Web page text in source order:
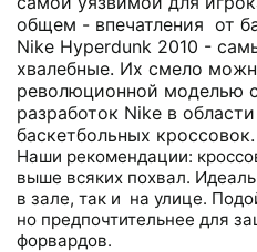
общем - впечатления от
Nike Hyperdunk 2010 -
хвалебные. Их смело
революционной моделью
разработок Nike в
баскетбольных кроссовок.
Наши рекомендации:
выше всяких похвал.
в зале, так и на улице.
но предпочтительнее для
форвардов.